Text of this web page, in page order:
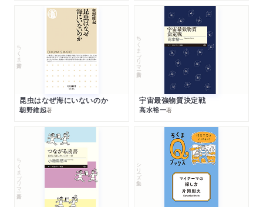
ちくま新書
昆虫はなぜ海にいないのか
朝野維起著
ちくまプリマー新書
宇宙最強物質決定戦
高水裕一著
ちくまプリマー新書 シリーズ・全集